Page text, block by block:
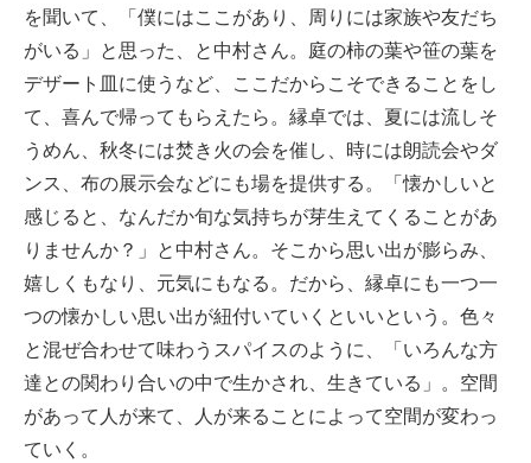
を聞いて、「僕にはここがあり、周りには家族や友だち
がいる」と思った、と中村さん。庭の柿の葉や笹の葉を
デザート皿に使うなど、ここだからこそできることをし
て、喜んで帰ってもらえたら。縁卓では、夏には流しそ
うめん、秋冬には焚き火の会を催し、時には朗読会やダ
ンス、布の展示会などにも場を提供する。「懐かしいと
感じると、なんだか旬な気持ちが芽生えてくることがあ
りませんか？」と中村さん。そこから思い出が膨らみ、
嬉しくもなり、元気にもなる。だから、縁卓にも一つ一
つの懐かしい思い出が紐付いていくといいという。色々
と混ぜ合わせて味わうスパイスのように、「いろんな方
達との関わり合いの中で生かされ、生きている」。空間
があって人が来て、人が来ることによって空間が変わっ
ていく。